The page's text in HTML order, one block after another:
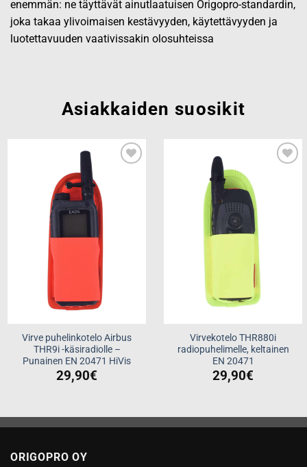
enemmän: ne täyttävät ainutlaatuisen Origopro-standardin,
joka takaa ylivoimaisen kestävyyden, käytettävyyden ja
luotettavuuden vaativissakin olosuhteissa
Asiakkaiden suosikit
Virve puhelinkotelo Airbus
THR9i -käsiradiolle –
Punainen EN 20471 HiVis
29,90€
Virvekotelo THR880i
radiopuhelimelle, keltainen
EN 20471
29,90€
ORIGOPRO OY